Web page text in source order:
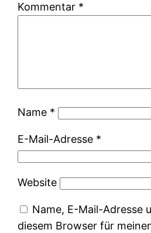
Kommentar *
Name *
E-Mail-Adresse *
Website
Name, E-Mail-Adresse
diesem Browser für